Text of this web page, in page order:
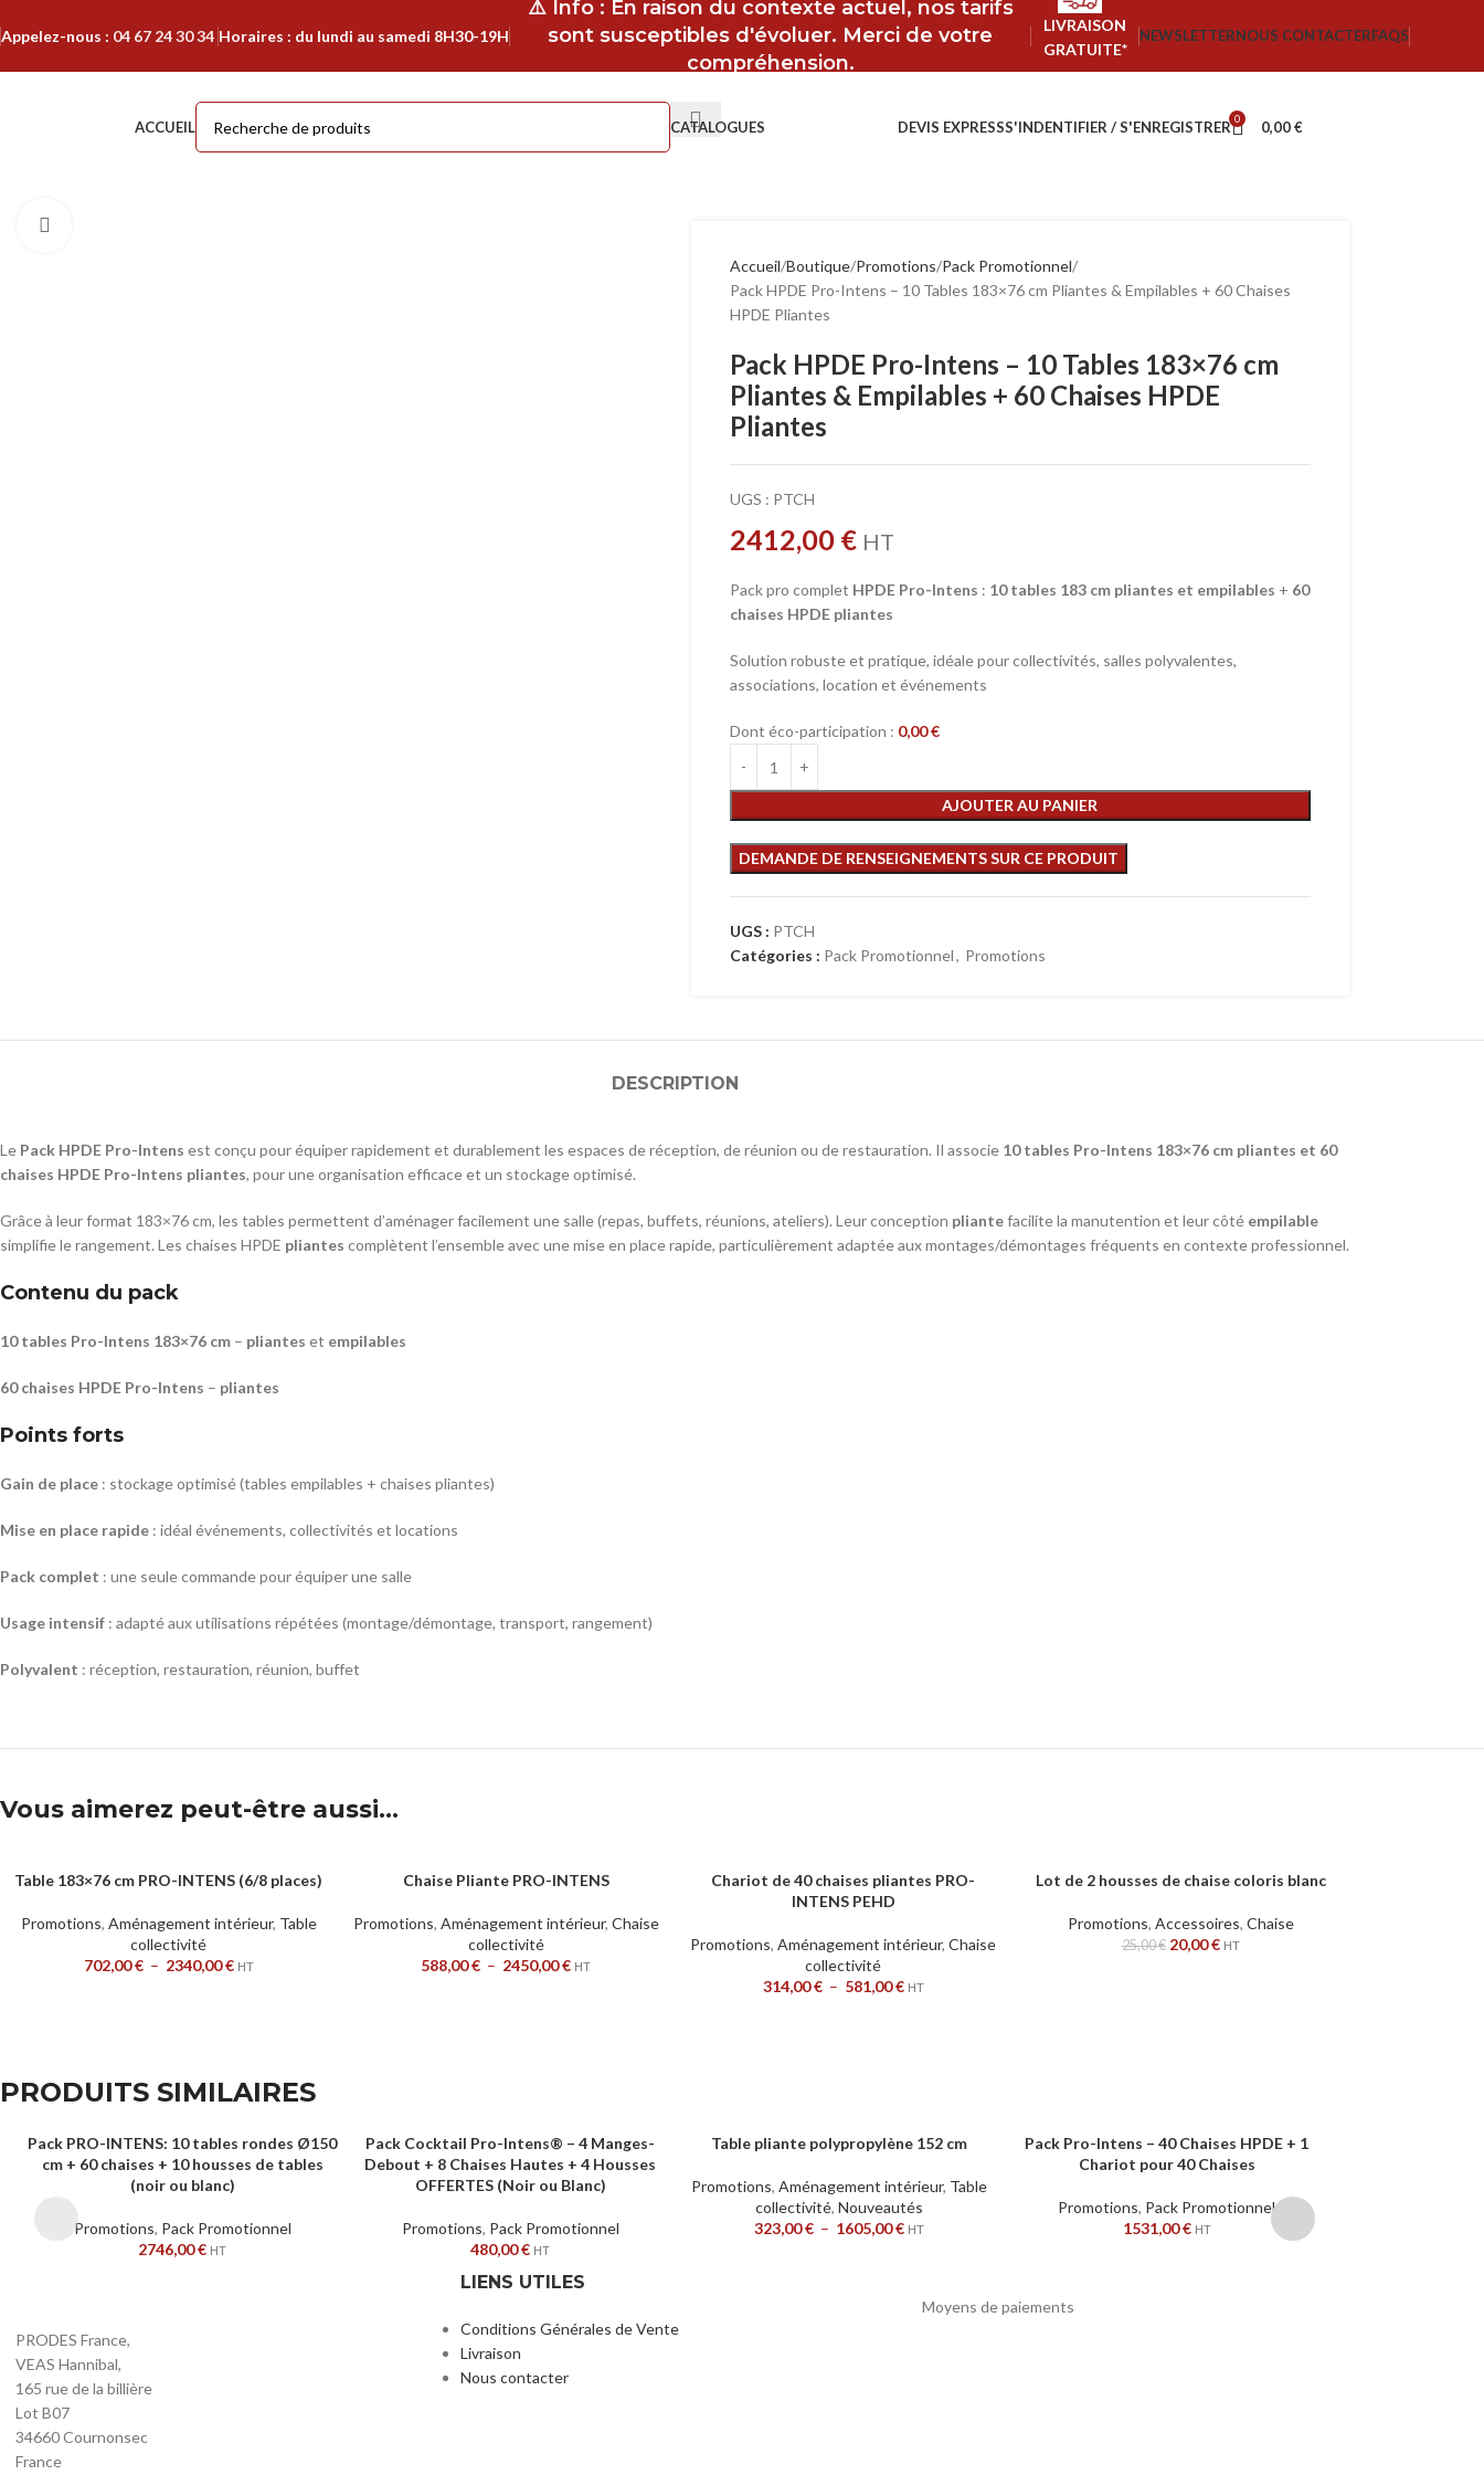
Appelez-nous : 04 67 24 30 34 Horaires : du lundi au samedi 8H30-19H
⚠️ Info : En raison du contexte actuel, nos tarifs
sont susceptibles d'évoluer. Merci de votre
compréhension.
LIVRAISON
GRATUITE*
NEWSLETTERNOUS CONTACTERFAQS
ACCUEIL CATALOGUES DEVIS EXPRESSS'INDENTIFIER / S'ENREGISTRER 0 0,00€
Accueil Boutique Promotions Pack Promotionnel
Pack HPDE Pro-Intens – 10 Tables 183×76 cm Pliantes & Empilables + 60 Chaises
HPDE Pliantes
Pack HPDE Pro-Intens – 10 Tables 183×76 cm
Pliantes & Empilables + 60 Chaises HPDE
Pliantes
UGS : PTCH
2412,00 € HT
Pack pro complet HPDE Pro-Intens : 10 tables 183 cm pliantes et empilables + 60
chaises HPDE pliantes
Solution robuste et pratique, idéale pour collectivités, salles polyvalentes,
associations, location et événements
Dont éco-participation : 0,00€
AJOUTER AU PANIER
UGS : PTCH
Catégories : Pack Promotionnel, Promotions
DESCRIPTION
Le Pack HPDE Pro-Intens est conçu pour équiper rapidement et durablement les espaces de réception, de réunion ou de restauration. Il associe 10 tables Pro-Intens 183×76 cm pliantes et 60
chaises HPDE Pro-Intens pliantes, pour une organisation efficace et un stockage optimisé.
Grâce à leur format 183×76 cm, les tables permettent d’aménager facilement une salle (repas, buffets, réunions, ateliers). Leur conception pliantefacilite la manutention et leur côté empilable
simplifie le rangement. Les chaises HPDE pliantes complètent l’ensemble avec une mise en place rapide, particulièrement adaptée aux montages/démontages fréquents en contexte professionnel.
Contenu du pack
10 tables Pro-Intens 183×76 cm – pliantes et empilables
60 chaises HPDE Pro-Intens – pliantes
Points forts
Gain de place : stockage optimisé (tables empilables + chaises pliantes)
Mise en place rapide : idéal événements, collectivités et locations
Pack complet : une seule commande pour équiper une salle
Usage intensif : adapté aux utilisations répétées (montage/démontage, transport, rangement)
Polyvalent : réception, restauration, réunion, buffet
Vous aimerez peut-être aussi…
CHOIX DES OPTIONS
Table 183×76 cm PRO-INTENS (6/8 places)
Promotions, Aménagement intérieur, Table
collectivité
702,00€ – 2340,00€ HT
CHOIX DES OPTIONS
Chaise Pliante PRO-INTENS
Promotions, Aménagement intérieur, Chaise
collectivité
588,00€ – 2450,00€ HT
CHOIX DES OPTIONS
Chariot de 40 chaises pliantes PRO-
INTENS PEHD
Promotions,Aménagement intérieur,Chaise
collectivité
314,00€ – 581,00€ HT
AJOUTER AU PANIER
Lot de 2 housses de chaise coloris blanc
Promotions, Accessoires, Chaise
25,00€ 20,00€ HT
PRODUITS SIMILAIRES
AJOUTER AU PANIER
Pack PRO-INTENS: 10 tables rondes Ø150
cm + 60 chaises + 10 housses de tables
(noir ou blanc)
Promotions, Pack Promotionnel
2746,00€ HT
AJOUTER AU PANIER
Pack Cocktail Pro-Intens® – 4 Manges-
Debout + 8 Chaises Hautes + 4 Housses
OFFERTES (Noir ou Blanc)
Promotions, Pack Promotionnel
480,00€ HT
CHOIX DES OPTIONS
Table pliante polypropylène 152 cm
Promotions, Aménagement intérieur, Table
collectivité, Nouveautés
323,00€ – 1605,00€ HT
AJOUTER AU PANIER
Pack Pro-Intens – 40 Chaises HPDE + 1
Chariot pour 40 Chaises
Promotions, Pack Promotionnel
1531,00€ HT
PRODES France,
VEAS Hannibal,
165 rue de la billière
Lot B07
34660 Cournonsec
France
LIENS UTILES
Conditions Générales de Vente
Livraison
Nous contacter
Moyens de paiements